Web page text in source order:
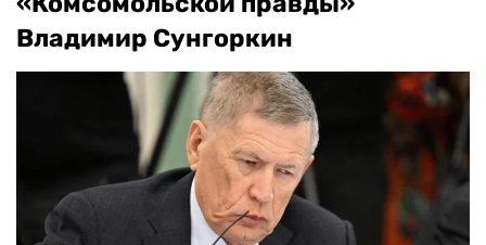
Владимир Сунгоркин